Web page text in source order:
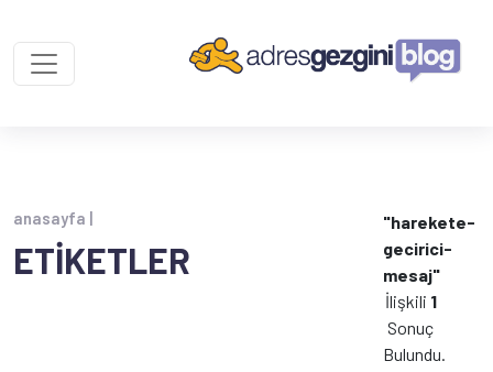
anasayfa |
ETİKETLER
"harekete-
gecirici-
mesaj"
İlişkili 1
Sonuç
Bulundu.